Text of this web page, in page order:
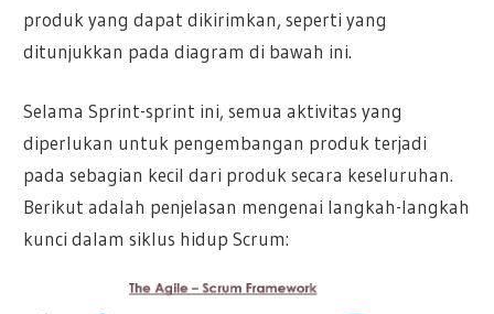
produk yang dapat dikirimkan, seperti yang
ditunjukkan pada diagram di bawah ini.
Selama Sprint-sprint ini, semua aktivitas yang
diperlukan untuk pengembangan produk terjadi
pada sebagian kecil dari produk secara keseluruhan.
Berikut adalah penjelasan mengenai langkah-langkah
kunci dalam siklus hidup Scrum: